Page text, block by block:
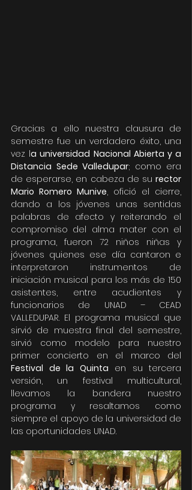
Gracias a ello nuestra clausura de
semestre fue un verdadero éxito, una
vez la universidad Nacional Abierta y a
Distancia Sede Valledupar; como era
de esperarse, en cabeza de su rector
Mario Romero Munive, ofició el cierre,
dando a los jóvenes unas sentidas
palabras de afecto y reiterando el
compromiso del alma mater con el
programa, fueron 72 niños niñas y
jóvenes quienes ese día cantaron e
interpretaron instrumentos de
iniciación musical para los más de 150
asistentes, entre acudientes y
funcionarios de UNAD – CEAD
VALLEDUPAR. El programa musical que
sirvió de muestra final del semestre,
sirvió como modelo para nuestro
Festival de la Quinta en su tercera
versión, un festival multicultural,
llevamos la bandera nuestro
programa y resaltamos como
siempre el apoyo de la universidad de
las oportunidades UNAD.